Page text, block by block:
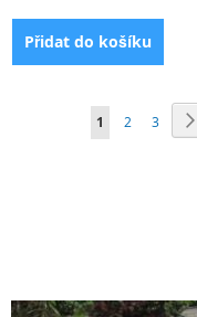
Přidat do košíku
Stránka
Právě
1 Stránka
2 Stránka
3